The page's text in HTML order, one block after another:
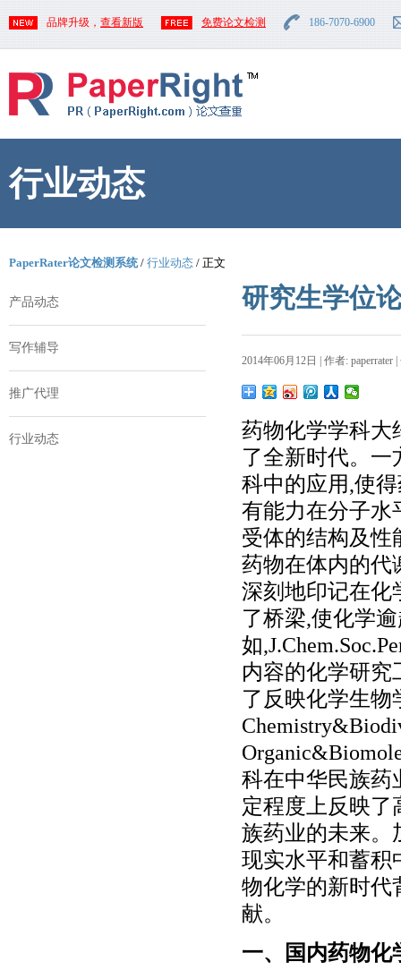
品牌升级， 查看新版 免费论文检测 186-7070-6900
行业动态
PaperRater论文检测系统/ 行业动态 / 正文
产品动态
写作辅导
推广代理
行业动态
研究生学位
2014年06月12日 | 作者: paperrater
药物化学学科大
了全新时代。一
科中的应用,使
有能力在分子水
受体的结构及性
药物在体内的代
深刻地印记在化
了桥梁,使化学
如
内容的化学研
了反映化学生物
科在中华民族药
定程度上反映了
族药业的未来。
现实水平和蓄积
物化学的新时代
献。
一、国内药物化